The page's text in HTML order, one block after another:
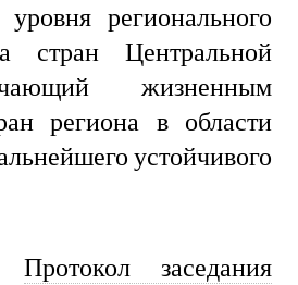
уровня регионального
стран Центральной
жизненным
региона в области
устойчивого
Протокол заседания